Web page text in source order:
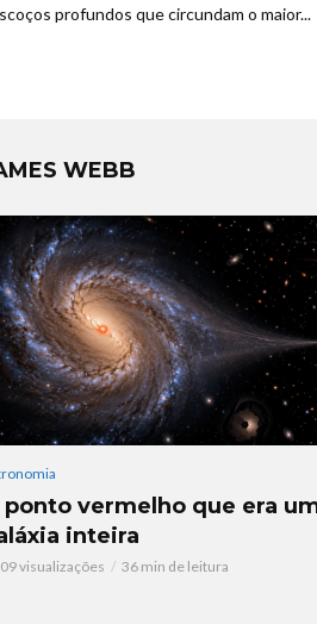
profundos que circundam o maior...
WEBB
ponto vermelho que era
inteira
visualizações 36 min de leitura